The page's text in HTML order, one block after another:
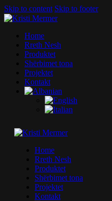
Skip to content Skip to footer
Home
Rreth Nesh
Produktet
Shërbimet tona
Projektet
Kontakt
Home
Rreth Nesh
Produktet
Shërbimet tona
Projektet
Kontakt